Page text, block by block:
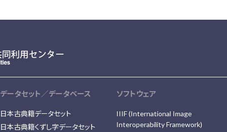
データセット／データベース
日本古典籍データセット
日本古典籍くずし字データセット
ソフトウェア
IIIF (International Image
Interoperability Framework)